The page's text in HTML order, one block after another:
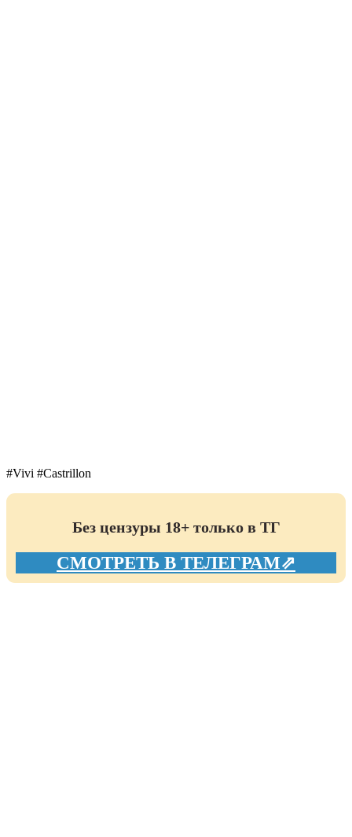
#Vivi #Castrillon
Без цензуры 18+ только в ТГ
СМОТРЕТЬ В ТЕЛЕГРАМ⇗